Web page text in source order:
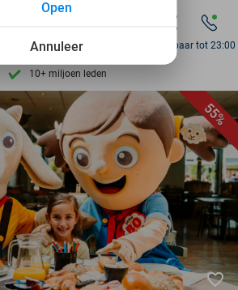
7 dagen per week beschikbaar
10+ miljoen leden
9,4 op basis van
Ontdek 15.000+ deals
7 dagen per week beschikbaar
10+ miljoen leden
Bereikbaar tot 23:00
55%
favorite_border
Annuleer
Open